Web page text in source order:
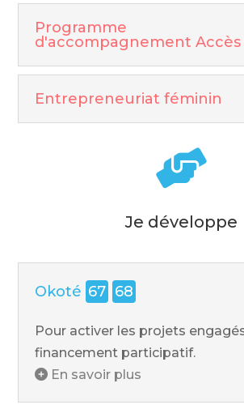
Programme
d'accompagnement Accès
Entrepreneuriat féminin

Je développe
Okoté 67 68
Pour activer les projets
financement participatif.
En savoir plus